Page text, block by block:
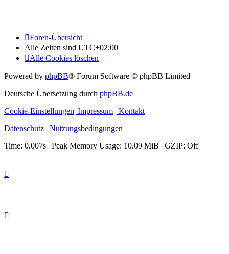
Foren-Übersicht
Alle Zeiten sind UTC+02:00
Alle Cookies löschen
Powered by phpBB® Forum Software © phpBB Limited
Deutsche Übersetzung durch phpBB.de
Cookie-Einstellungen| Impressum | Kontakt
Datenschutz | Nutzungsbedingungen
Time: 0.007s | Peak Memory Usage: 10.09 MiB | GZIP: Off